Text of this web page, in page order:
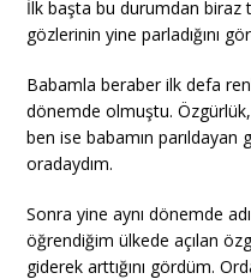
İlk başta bu durumdan biraz
gözlerinin yine parladığını
Babamla beraber ilk defa
dönemde olmuştu.
ben ise babamın
oradaydım.
Sonra yine aynı dönemde
öğrendiğim ülkede açılan
giderek arttığını gördüm.